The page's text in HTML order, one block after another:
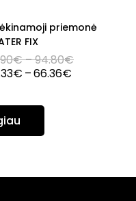
priemonė
FIX
€–94.80€
€ –66.36€